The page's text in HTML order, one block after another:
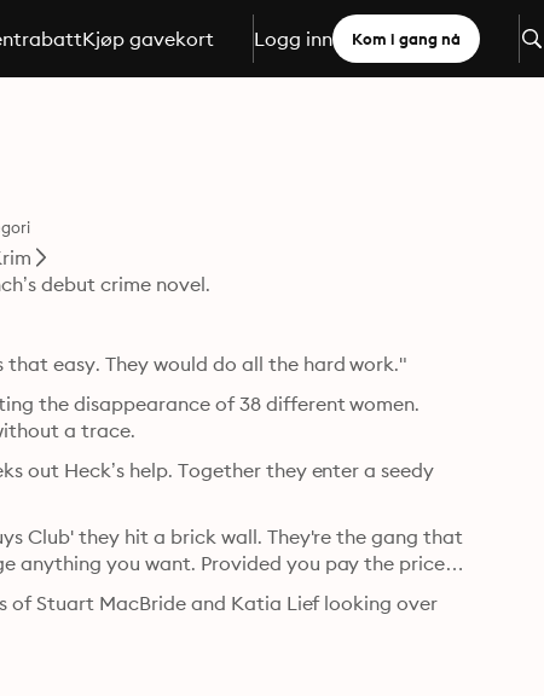
Kjøp gavekort Logg inn Kom i gang nå
debut crime novel.
easy. They would do all the hard work."
the disappearance of 38 different women.
a trace.
out Heck’s help. Together they enter a seedy
Club' they hit a brick wall. They're the gang that
anything you want. Provided you pay the price…
Stuart MacBride and Katia Lief looking over